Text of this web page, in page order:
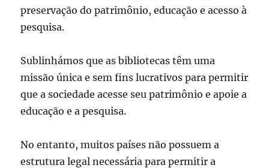
preservação do patrimônio, educação e acesso à
pesquisa.
Sublinhámos que as bibliotecas têm uma
missão única e sem fins lucrativos para permitir
que a sociedade acesse seu patrimônio e apoie a
educação e a pesquisa.
No entanto, muitos países não possuem a
estrutura legal necessária para permitir a